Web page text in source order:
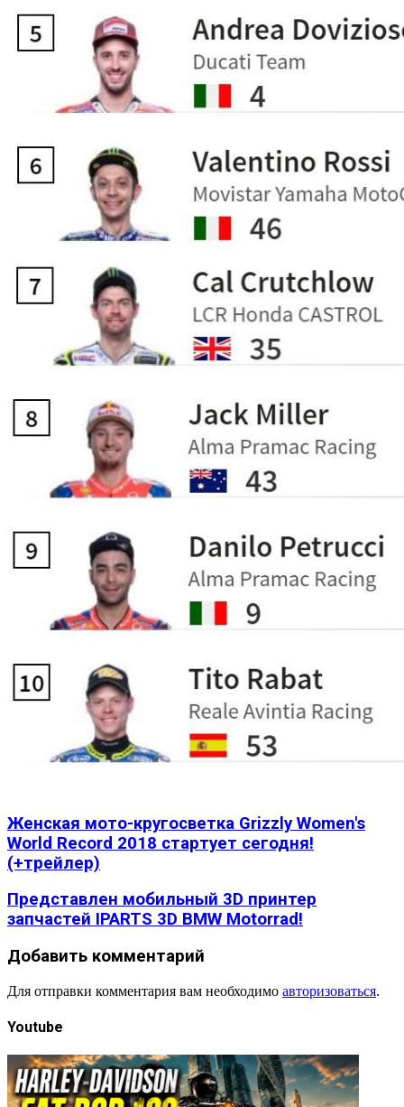
Женская мото-кругосветка Grizzly Women's
World Record 2018 стартует сегодня!
(+трейлер)
Представлен мобильный 3D принтер
запчастей IPARTS 3D BMW Motorrad!
Добавить комментарий
Для отправки комментария вам необходимо авторизоваться.
Youtube